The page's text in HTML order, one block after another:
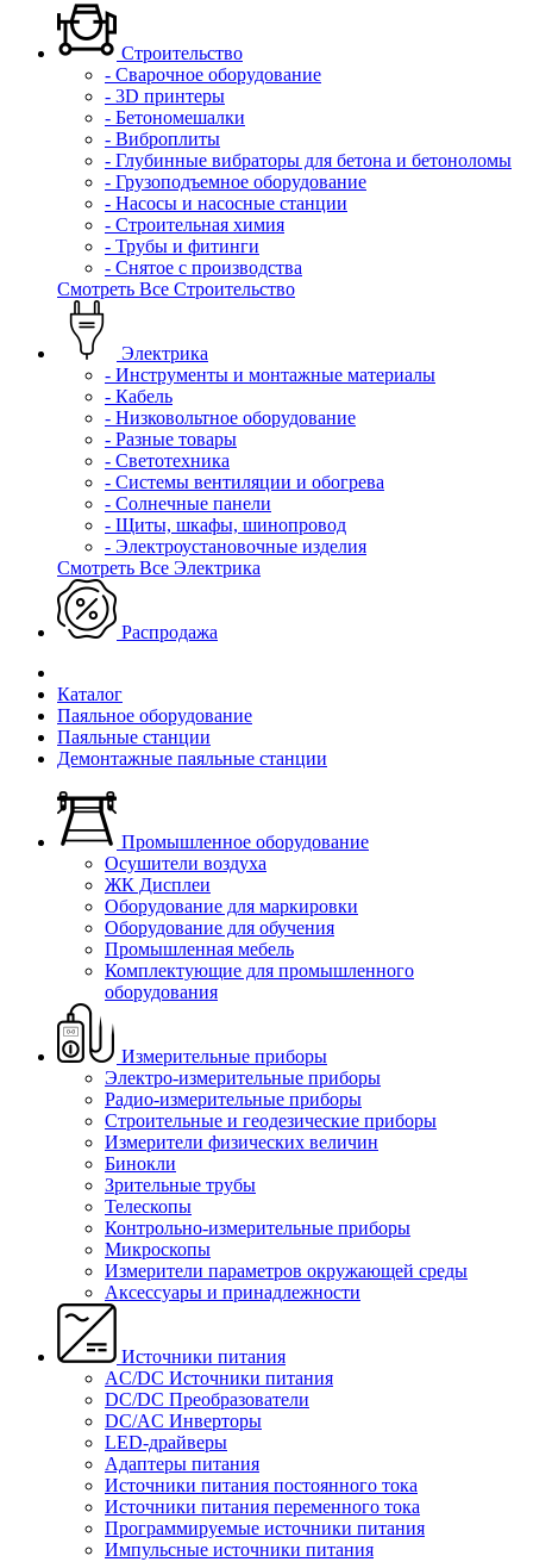
Строительство
- Сварочное оборудование
- 3D принтеры
- Бетономешалки
- Виброплиты
- Глубинные вибраторы для бетона и бетоноломы
- Грузоподъемное оборудование
- Насосы и насосные станции
- Строительная химия
- Трубы и фитинги
- Снятое с производства
Смотреть Все Строительство
Электрика
- Инструменты и монтажные материалы
- Кабель
- Низковольтное оборудование
- Разные товары
- Светотехника
- Системы вентиляции и обогрева
- Солнечные панели
- Щиты, шкафы, шинопровод
- Электроустановочные изделия
Смотреть Все Электрика
Распродажа
Каталог
Паяльное оборудование
Паяльные станции
Демонтажные паяльные станции
Промышленное оборудование
Осушители воздуха
ЖК Дисплеи
Оборудование для маркировки
Оборудование для обучения
Промышленная мебель
Комплектующие для промышленного
оборудования
Измерительные приборы
Электро-измерительные приборы
Радио-измерительные приборы
Строительные и геодезические приборы
Измерители физических величин
Бинокли
Зрительные трубы
Телескопы
Контрольно-измерительные приборы
Микроскопы
Измерители параметров окружающей среды
Аксессуары и принадлежности
Источники питания
AC/DC Источники питания
DC/DC Преобразователи
DC/AC Инверторы
LED-драйверы
Адаптеры питания
Источники питания постоянного тока
Источники питания переменного тока
Программируемые источники питания
Импульсные источники питания